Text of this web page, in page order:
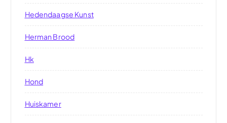
Hedendaagse Kunst
Herman Brood
Hk
Hond
Huiskamer